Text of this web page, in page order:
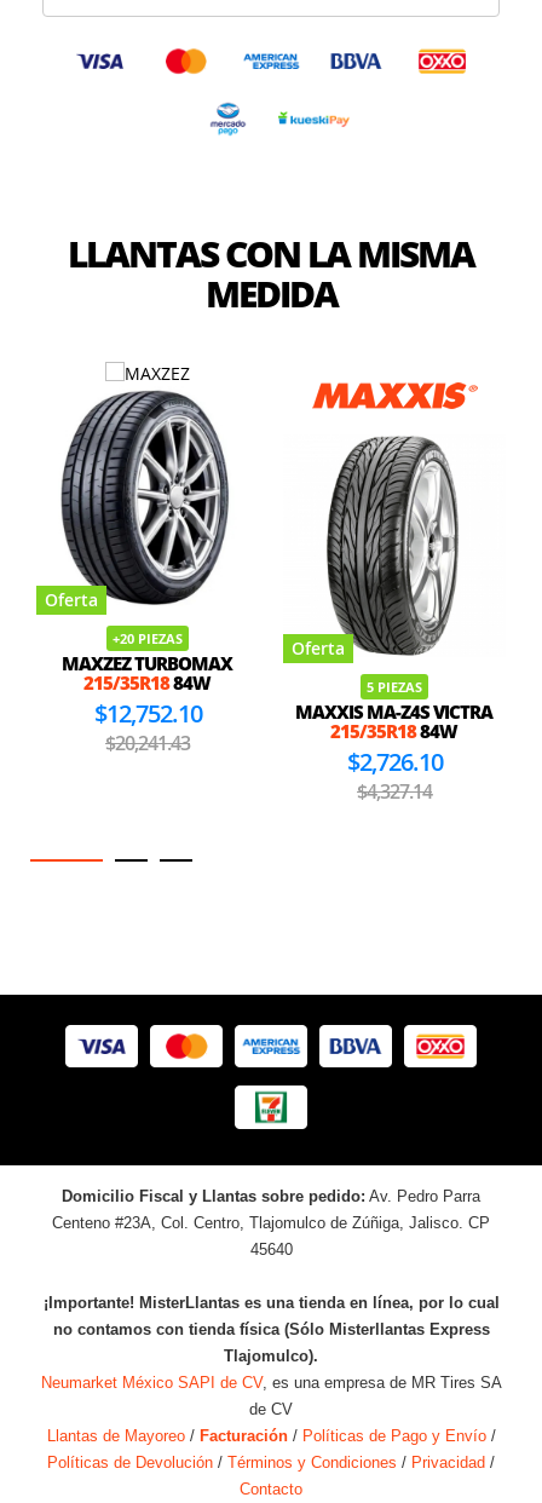
LLANTAS CON LA MISMA
MEDIDA
Oferta
+20 PIEZAS
MAXZEZ TURBOMAX
215/35R1884W
$12,752.10
$20,241.43
Oferta
5 PIEZAS
MAXXIS MA-Z4S VICTRA
215/35R1884W
$2,726.10
$4,327.14
Domicilio Fiscal y Llantas sobre pedido: Av. Pedro Parra
Centeno #23A, Col. Centro, Tlajomulco de Zúñiga, Jalisco. CP
45640
¡Importante! MisterLlantas es una tienda en línea, por lo cual
no contamos con tienda física (Sólo Misterllantas Express
Tlajomulco).
Neumarket México SAPI de CV, es una empresa de MR Tires SA
de CV
Llantas de Mayoreo/ Facturación/ Políticas de Pago y Envío/
Políticas de Devolución / Términos y Condiciones / Privacidad /
Contacto